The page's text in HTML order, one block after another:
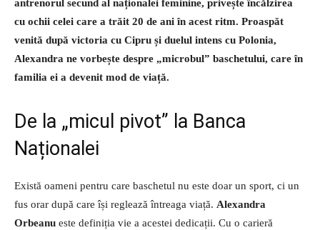
antrenorul secund al naționalei feminine, privește încălzirea
cu ochii celei care a trăit 20 de ani în acest ritm. Proaspăt
venită după victoria cu Cipru și duelul intens cu Polonia,
Alexandra ne vorbește despre „microbul” baschetului, care în
familia ei a devenit mod de viață.
De la „micul pivot” la Banca
Naționalei
Există oameni pentru care baschetul nu este doar un sport, ci un
fus orar după care își reglează întreaga viață. Alexandra
Orbeanu este definiția vie a acestei dedicații. Cu o carieră